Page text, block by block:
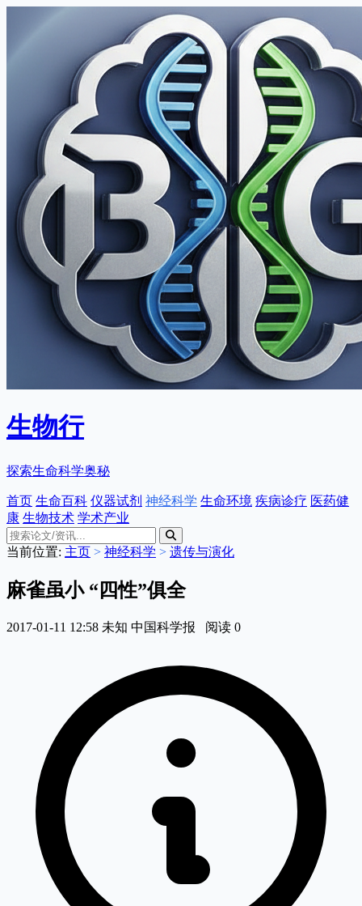
生物行
探索生命科学奥秘
首页 生命百科 仪器试剂 神经科学 生命环境 疾病诊疗 医药健
康 生物技术 学术产业
当前位置: 主页 > 神经科学 > 遗传与演化
麻雀虽小 “四性”俱全
2017-01-11 12:58 未知 中国科学报 阅读 0